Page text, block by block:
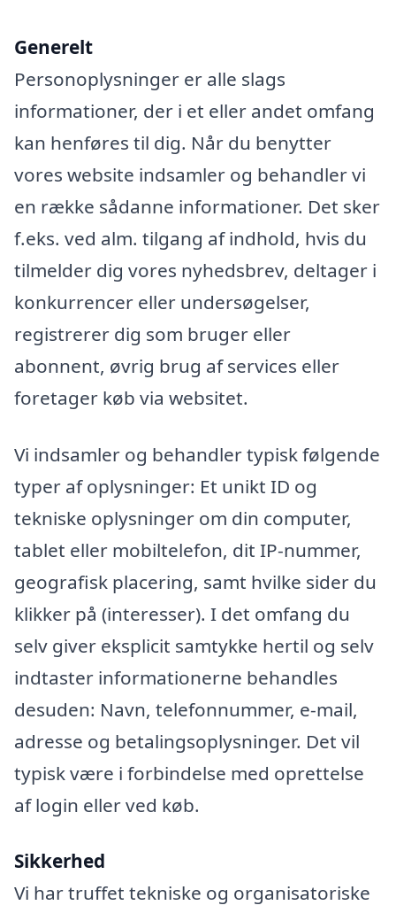
Generelt
Personoplysninger er alle slags
informationer, der i et eller andet omfang
kan henføres til dig. Når du benytter
vores website indsamler og behandler vi
en række sådanne informationer. Det sker
f.eks. ved alm. tilgang af indhold, hvis du
tilmelder dig vores nyhedsbrev, deltager i
konkurrencer eller undersøgelser,
registrerer dig som bruger eller
abonnent, øvrig brug af services eller
foretager køb via websitet.
Vi indsamler og behandler typisk følgende
typer af oplysninger: Et unikt ID og
tekniske oplysninger om din computer,
tablet eller mobiltelefon, dit IP-nummer,
geografisk placering, samt hvilke sider du
klikker på (interesser). I det omfang du
selv giver eksplicit samtykke hertil og selv
indtaster informationerne behandles
desuden: Navn, telefonnummer, e-mail,
adresse og betalingsoplysninger. Det vil
typisk være i forbindelse med oprettelse
af login eller ved køb.
Sikkerhed
Vi har truffet tekniske og organisatoriske